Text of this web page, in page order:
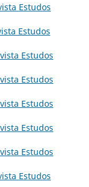
Estudos
Estudos
Estudos
Estudos
Estudos
Estudos
Estudos
Estudos